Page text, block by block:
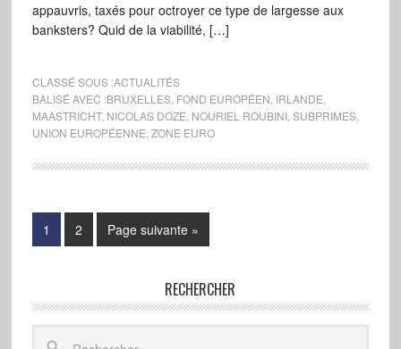
appauvris, taxés pour octroyer ce type de largesse aux
banksters? Quid de la viabilité, […]
CLASSÉ SOUS :ACTUALITÉS
BALISÉ AVEC :BRUXELLES, FOND EUROPÉEN IRLANDE
MAASTRICHT, NICOLAS DOZE NOURIEL ROUBINI, SUBPRIMES,
UNION EUROPÉENNE ZONE EURO
1 2 Page suivante »
RECHERCHER